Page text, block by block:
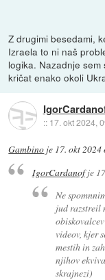
Z drugimi besedami,
Izraela to ni naš
logika. Nazadnje
kričat enako okoli
:: 17. okt 2024,
Gambino je 17. okt
IgorCardanofje
Ne
jud razstreil
videov, kjer
mestih in
njihov
skrajnezi)